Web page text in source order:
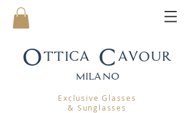
Ottica Cavour
milano
Exclusive Glasses
& Sunglasses